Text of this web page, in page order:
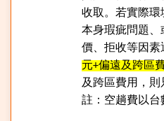
收取。若實際環
本身瑕疵問題、
價、拒收等因素
元+偏遠及跨區
及跨區費用，則
註：空趟費以台